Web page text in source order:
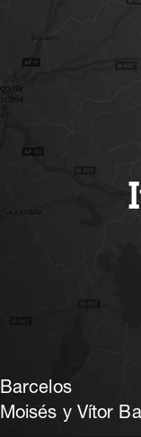
Barcelos
Moisés y Vítor